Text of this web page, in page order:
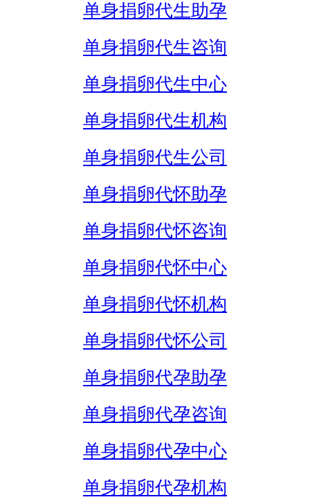
单身捐卵代生助孕
单身捐卵代生咨询
单身捐卵代生中心
单身捐卵代生机构
单身捐卵代生公司
单身捐卵代怀助孕
单身捐卵代怀咨询
单身捐卵代怀中心
单身捐卵代怀机构
单身捐卵代怀公司
单身捐卵代孕助孕
单身捐卵代孕咨询
单身捐卵代孕中心
单身捐卵代孕机构